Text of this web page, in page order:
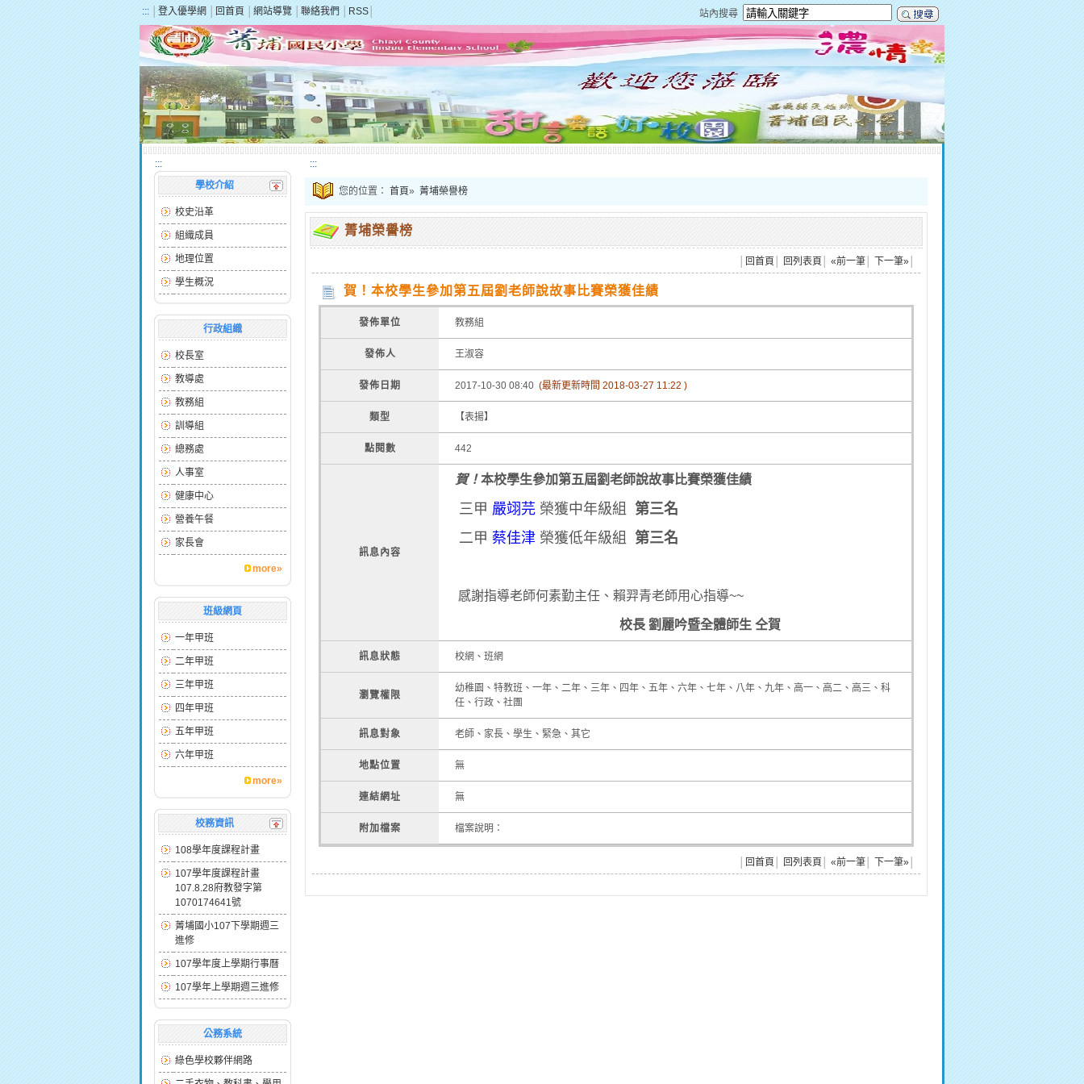
::: 登入優學網 回首頁 網站導覽 聯絡我們 RSS 站內搜尋
:::
學校介紹
校史沿革
組織成員
地理位置
學生概況
行政組織
校長室
教導處
教務組
訓導組
總務處
人事室
健康中心
營養午餐
家長會
more»
班級網頁
一年甲班
二年甲班
三年甲班
四年甲班
五年甲班
六年甲班
more»
校務資訊
108學年度課程計畫
107學年度課程計畫
107.8.28府教發字第
1070174641號
菁埔國小107下學期週三
進修
107學年度上學期行事曆
107學年上學期週三進修
公務系統
綠色學校夥伴網路
:::
您的位置： 首頁» 菁埔榮譽榜
菁埔榮譽榜
回首頁 回列表頁 «前一筆 下一筆»
賀！本校學生參加第五屆劉老師說故事比賽榮獲佳績
發佈單位 教務組
發佈人 王淑容
發佈日期 2017-10-30 08:40 (最新更新時間 2018-03-27 11:22 )
類型 【表揚】
點閱數 442
訊息內容
賀！本校學生參加第五屆劉老師說故事比賽榮獲佳績
三甲 嚴翊芫 榮獲中年級組 第三名
二甲 蔡佳津 榮獲低年級組 第三名
感謝指導老師何素勤主任、賴羿青老師用心指導~~
校長 劉麗吟暨全體師生 仝賀
訊息狀態 校網、班網
瀏覽權限
幼稚園、特教班、一年、二年、三年、四年、五年、六年、七年、八年、九年、高一、高二、高三、科
任、行政、社團
訊息對象 老師、家長、學生、緊急、其它
地點位置 無
連結網址 無
附加檔案 檔案說明：
回首頁 回列表頁 «前一筆 下一筆»